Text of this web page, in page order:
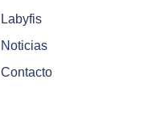
Labyfis
Noticias
Contacto